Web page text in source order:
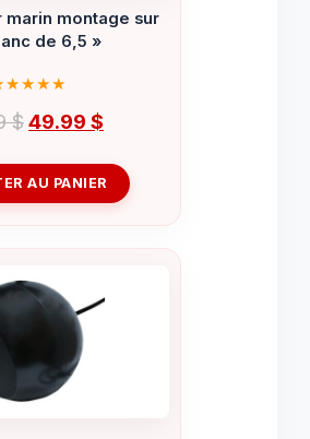
marin montage sur
de 6,5 »
$Le
initial
99.99 $.
49.99 $
actuel
49.99 $.
AU PANIER